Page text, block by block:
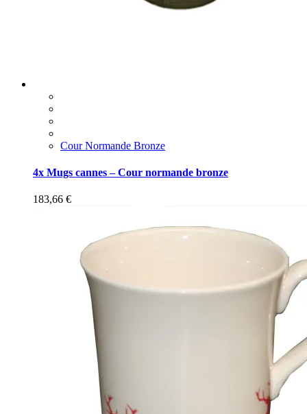
Cour Normande Bronze
4x Mugs cannes – Cour normande bronze
183,66 €